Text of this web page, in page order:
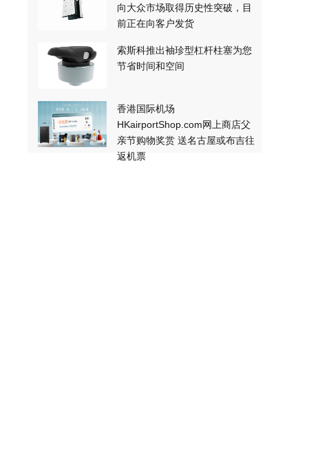
向大众市场取得历史性突破，目
前正在向客户发货
索斯科推出袖珍型杠杆柱塞为您
节省时间和空间
香港国际机场
HKairportShop.com网上商店父
亲节购物奖赏 送名古屋或布吉往
返机票